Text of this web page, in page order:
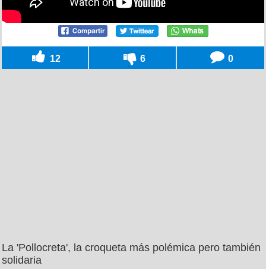
12 6 0
La 'Pollocreta', la croqueta más polémica pero también
solidaria